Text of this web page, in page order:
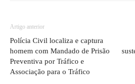
Artigo anterior
Polícia Civil localiza e captura
homem com Mandado de Prisão
Preventiva por Tráfico e
Associação para o Tráfico